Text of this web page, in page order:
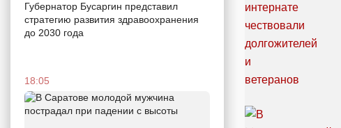
Губернатор Бусаргин представил
стратегию развития здравоохранения
до 2030 года
18:05